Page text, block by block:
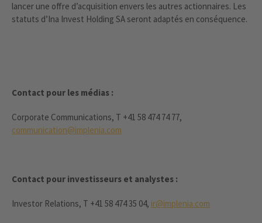
lancer une offre d’acquisition envers les autres actionnaires. Les
statuts d’Ina Invest Holding SA seront adaptés en conséquence.
Contact pour les médias :
Corporate Communications, T +41 58 474 74 77,
communication@implenia.com
Contact pour investisseurs et analystes :
Investor Relations, T +41 58 474 35 04, ir@implenia.com